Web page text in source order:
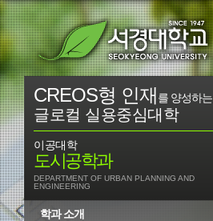
CREOS형 인재 를 양성하는
글로컬 실용중심대학
이공대학
도시공학과
DEPARTMENT OF URBAN PLANNING AND
ENGINEERING
학과 소개